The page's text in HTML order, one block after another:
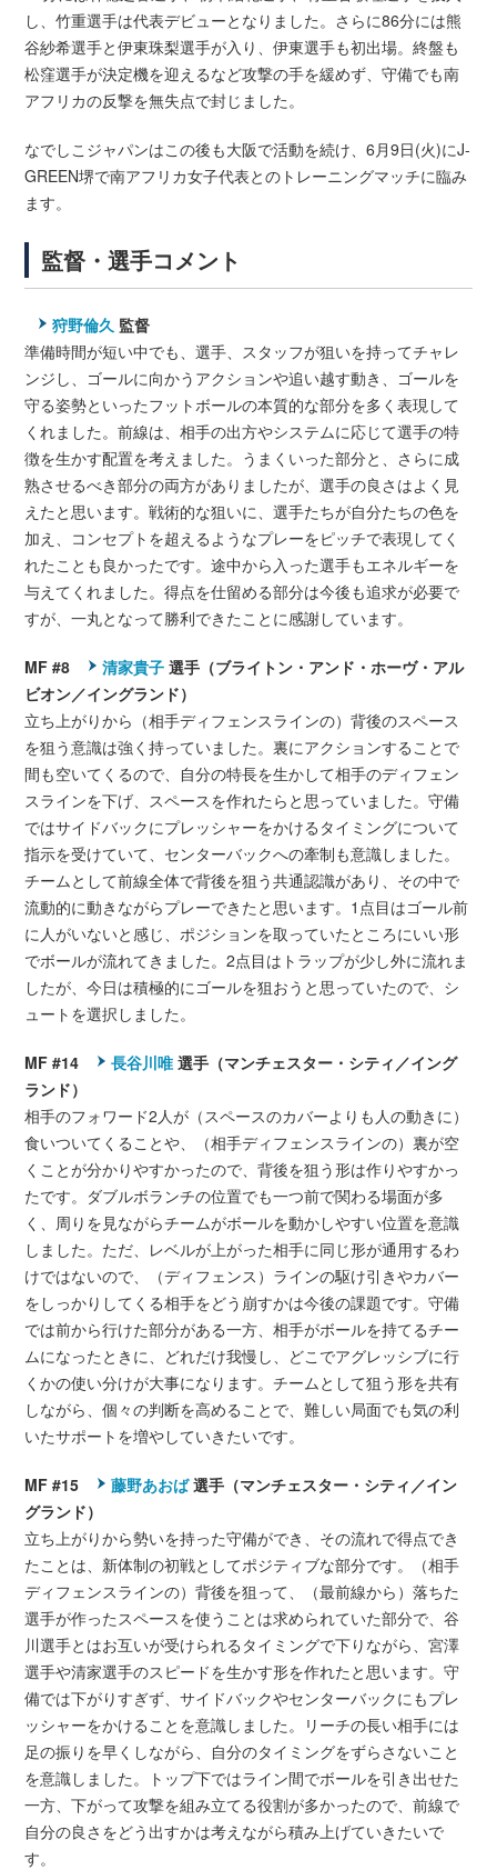
し、竹重選手は代表デビューとなりました。さらに86分には熊
谷紗希選手と伊東珠梨選手が入り、伊東選手も初出場。終盤も
松窪選手が決定機を迎えるなど攻撃の手を緩めず、守備でも南
アフリカの反撃を無失点で封じました。
なでしこジャパンはこの後も大阪で活動を続け、6月9日(火)にJ-
GREEN堺で南アフリカ女子代表とのトレーニングマッチに臨み
ます。
監督・選手コメント
狩野倫久 監督
準備時間が短い中でも、選手、スタッフが狙いを持ってチャレ
ンジし、ゴールに向かうアクションや追い越す動き、ゴールを
守る姿勢といったフットボールの本質的な部分を多く表現して
くれました。前線は、相手の出方やシステムに応じて選手の特
徴を生かす配置を考えました。うまくいった部分と、さらに成
熟させるべき部分の両方がありましたが、選手の良さはよく見
えたと思います。戦術的な狙いに、選手たちが自分たちの色を
加え、コンセプトを超えるようなプレーをピッチで表現してく
れたことも良かったです。途中から入った選手もエネルギーを
与えてくれました。得点を仕留める部分は今後も追求が必要で
すが、一丸となって勝利できたことに感謝しています。
MF #8 清家貴子 選手（ブライトン・アンド・ホーヴ・アル
ビオン／イングランド）
立ち上がりから（相手ディフェンスラインの）背後のスペース
を狙う意識は強く持っていました。裏にアクションすることで
間も空いてくるので、自分の特長を生かして相手のディフェン
スラインを下げ、スペースを作れたらと思っていました。守備
ではサイドバックにプレッシャーをかけるタイミングについて
指示を受けていて、センターバックへの牽制も意識しました。
チームとして前線全体で背後を狙う共通認識があり、その中で
流動的に動きながらプレーできたと思います。1点目はゴール前
に人がいないと感じ、ポジションを取っていたところにいい形
でボールが流れてきました。2点目はトラップが少し外に流れま
したが、今日は積極的にゴールを狙おうと思っていたので、シ
ュートを選択しました。
MF #14 長谷川唯 選手（マンチェスター・シティ／イング
ランド）
相手のフォワード2人が（スペースのカバーよりも人の動きに）
食いついてくることや、（相手ディフェンスラインの）裏が空
くことが分かりやすかったので、背後を狙う形は作りやすかっ
たです。ダブルボランチの位置でも一つ前で関わる場面が多
く、周りを見ながらチームがボールを動かしやすい位置を意識
しました。ただ、レベルが上がった相手に同じ形が通用するわ
けではないので、（ディフェンス）ラインの駆け引きやカバー
をしっかりしてくる相手をどう崩すかは今後の課題です。守備
では前から行けた部分がある一方、相手がボールを持てるチー
ムになったときに、どれだけ我慢し、どこでアグレッシブに行
くかの使い分けが大事になります。チームとして狙う形を共有
しながら、個々の判断を高めることで、難しい局面でも気の利
いたサポートを増やしていきたいです。
MF #15 藤野あおば選手（マンチェスター・シティ／イン
グランド）
立ち上がりから勢いを持った守備ができ、その流れで得点でき
たことは、新体制の初戦としてポジティブな部分です。（相手
ディフェンスラインの）背後を狙って、（最前線から）落ちた
選手が作ったスペースを使うことは求められていた部分で、谷
川選手とはお互いが受けられるタイミングで下りながら、宮澤
選手や清家選手のスピードを生かす形を作れたと思います。守
備では下がりすぎず、サイドバックやセンターバックにもプレ
ッシャーをかけることを意識しました。リーチの長い相手には
足の振りを早くしながら、自分のタイミングをずらさないこと
を意識しました。トップ下ではライン間でボールを引き出せた
一方、下がって攻撃を組み立てる役割が多かったので、前線で
自分の良さをどう出すかは考えながら積み上げていきたいで
す。